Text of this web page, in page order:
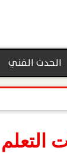
الحدث الفني